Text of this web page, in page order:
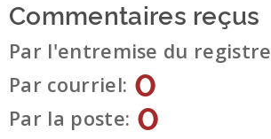
Commentaires reçus
Par l'entremise du registre
Par courriel 0
Par la poste 0